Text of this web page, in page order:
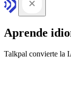
Aprende
Talkpal convierte la